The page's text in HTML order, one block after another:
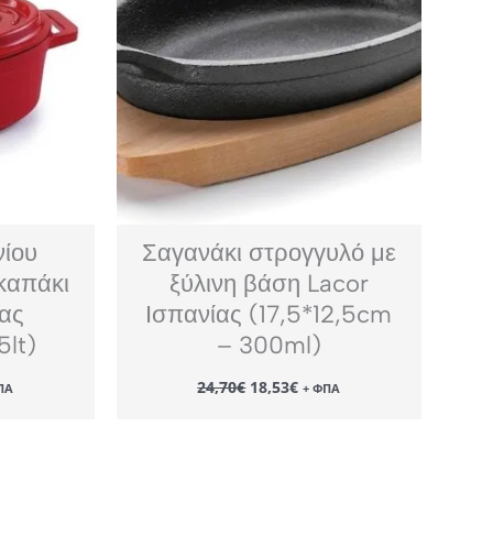
Σαγανάκι στρογγυλό με
ξύλινη βάση Lacor
Ισπανίας (17,5*12,5cm
– 300ml)
24,70€ Original
price
18,53€Η
τρέχουσα
+ ΦΠΑ